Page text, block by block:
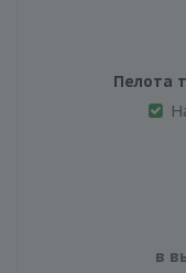
Пелота
в